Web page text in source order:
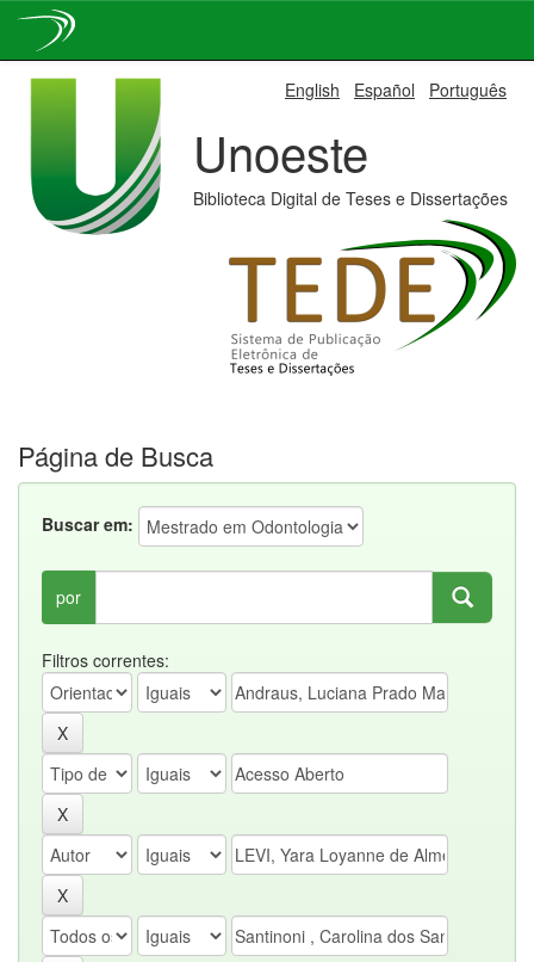
English Español Português
Unoeste
Biblioteca Digital de Teses e Dissertações
Página de Busca
Buscar em:
por
Filtros correntes: